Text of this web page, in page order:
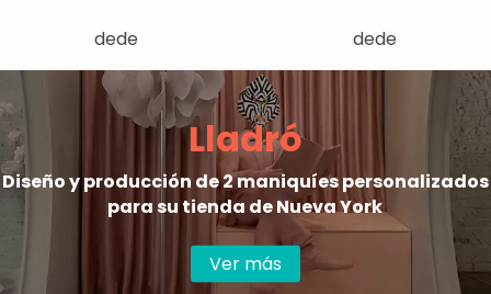
dede dede
Lladró
Diseño y producción de 2 maniquíes personalizados
para su tienda de Nueva York
Ver más